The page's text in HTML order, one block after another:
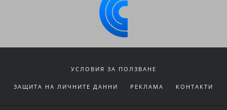
УСЛОВИЯ ЗА ПОЛЗВАНЕ
ЗАЩИТА НА ЛИЧНИТЕ ДАННИ РЕКЛАМА КОНТАКТИ